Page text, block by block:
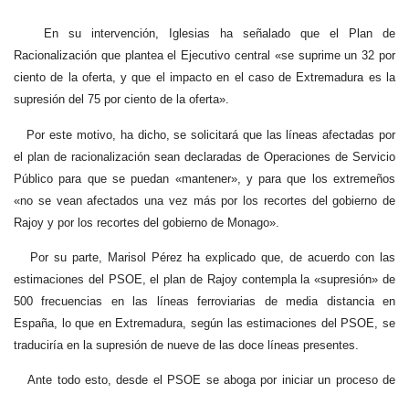
En su intervención, Iglesias ha señalado que el Plan de
Racionalización que plantea el Ejecutivo central «se suprime un 32 por
ciento de la oferta, y que el impacto en el caso de Extremadura es la
supresión del 75 por ciento de la oferta».
Por este motivo, ha dicho, se solicitará que las líneas afectadas por
el plan de racionalización sean declaradas de Operaciones de Servicio
Público para que se puedan «mantener», y para que los extremeños
«no se vean afectados una vez más por los recortes del gobierno de
Rajoy y por los recortes del gobierno de Monago».
Por su parte, Marisol Pérez ha explicado que, de acuerdo con las
estimaciones del PSOE, el plan de Rajoy contempla la «supresión» de
500 frecuencias en las líneas ferroviarias de media distancia en
España, lo que en Extremadura, según las estimaciones del PSOE, se
traduciría en la supresión de nueve de las doce líneas presentes.
Ante todo esto, desde el PSOE se aboga por iniciar un proceso de